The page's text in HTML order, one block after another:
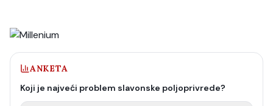
ANKETA
Koji je najveći problem slavonske poljoprivrede?